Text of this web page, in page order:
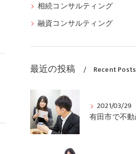
相続コンサルティング
融資コンサルティング
最近の投稿 Recent Posts
2021/03/29